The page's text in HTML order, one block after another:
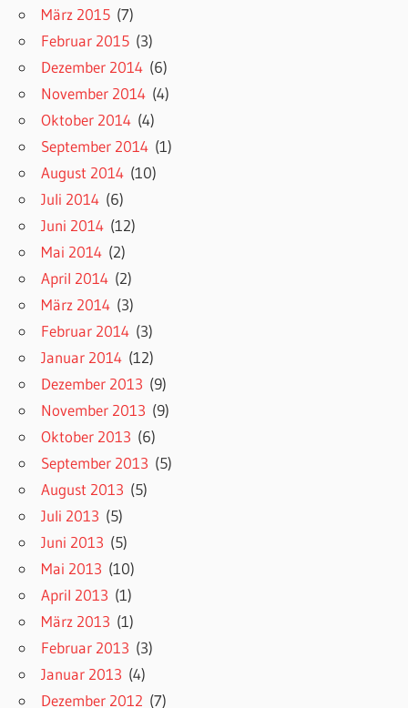
März 2015 (7)
Februar 2015 (3)
Dezember 2014 (6)
November 2014 (4)
Oktober 2014 (4)
September 2014 (1)
August 2014 (10)
Juli 2014 (6)
Juni 2014 (12)
Mai 2014 (2)
April 2014 (2)
März 2014 (3)
Februar 2014 (3)
Januar 2014 (12)
Dezember 2013 (9)
November 2013 (9)
Oktober 2013 (6)
September 2013 (5)
August 2013 (5)
Juli 2013 (5)
Juni 2013 (5)
Mai 2013 (10)
April 2013 (1)
März 2013 (1)
Februar 2013 (3)
Januar 2013 (4)
Dezember 2012 (7)